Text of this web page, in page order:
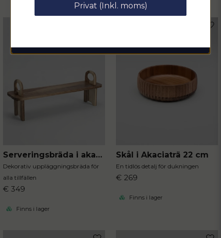
Serveringsbräda i akaciaträ
Dekorativ uppläggningsbräda för
alla tillfällen
€ 349
Finns i lager
Skål i Akaciaträ 22 cm
En tidlös detalj för dukningen
€ 269
Finns i lager
email
Privat (Inkl. moms)